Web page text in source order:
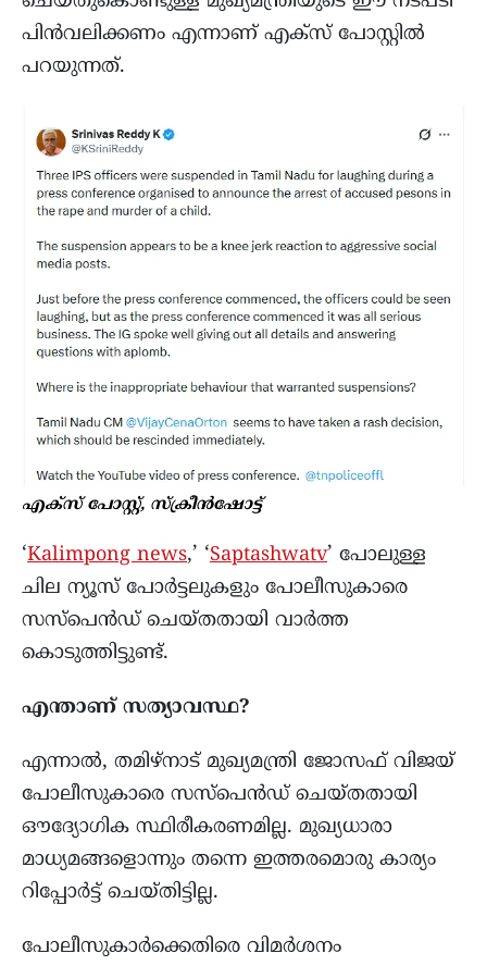
പിൻവലിക്കണം എന്നാണ് എക്സ് പോസ്റ്റിൽ
പറയുന്നത്.
എക്സ് പോസ്റ്റ്, സ്ക്രീൻഷോട്ട്
‘Kalimpong news,’ ‘Saptashwatv’ പോലുള്ള
ചില ന്യൂസ് പോർട്ടലുകളും പോലീസുകാരെ
സസ്പെൻഡ് ചെയ്തതായി വാർത്ത
കൊടുത്തിട്ടുണ്ട്.
എന്താണ് സത്യാവസ്ഥ?
എന്നാൽ, തമിഴ്നാട് മുഖ്യമന്ത്രി ജോസഫ് വിജയ്
പോലീസുകാരെ സസ്പെൻഡ് ചെയ്തതായി
ഔദ്യോഗിക സ്ഥിരീകരണമില്ല. മുഖ്യധാരാ
മാധ്യമങ്ങളൊന്നും തന്നെ ഇത്തരമൊരു കാര്യം
റിപ്പോർട്ട് ചെയ്തിട്ടില്ല.
പോലീസുകാർക്കെതിരെ വിമർശനം